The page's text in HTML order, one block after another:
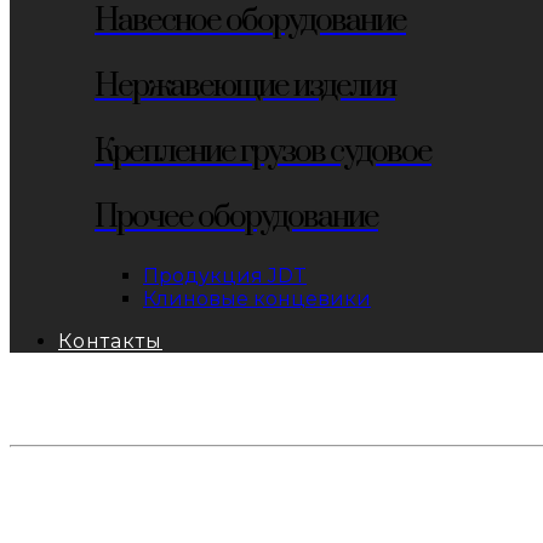
Навесное оборудование
Нержавеющие изделия
Крепление грузов судовое
Прочее оборудование
Продукция JDT
Клиновые концевики
Контакты